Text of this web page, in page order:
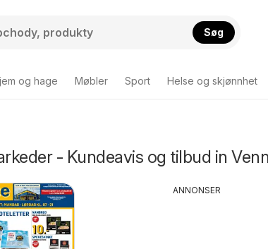
Søg
og hage Møbler Sport Helse og skjønnhet
- Kundeavis og tilbud in
ANNONSER